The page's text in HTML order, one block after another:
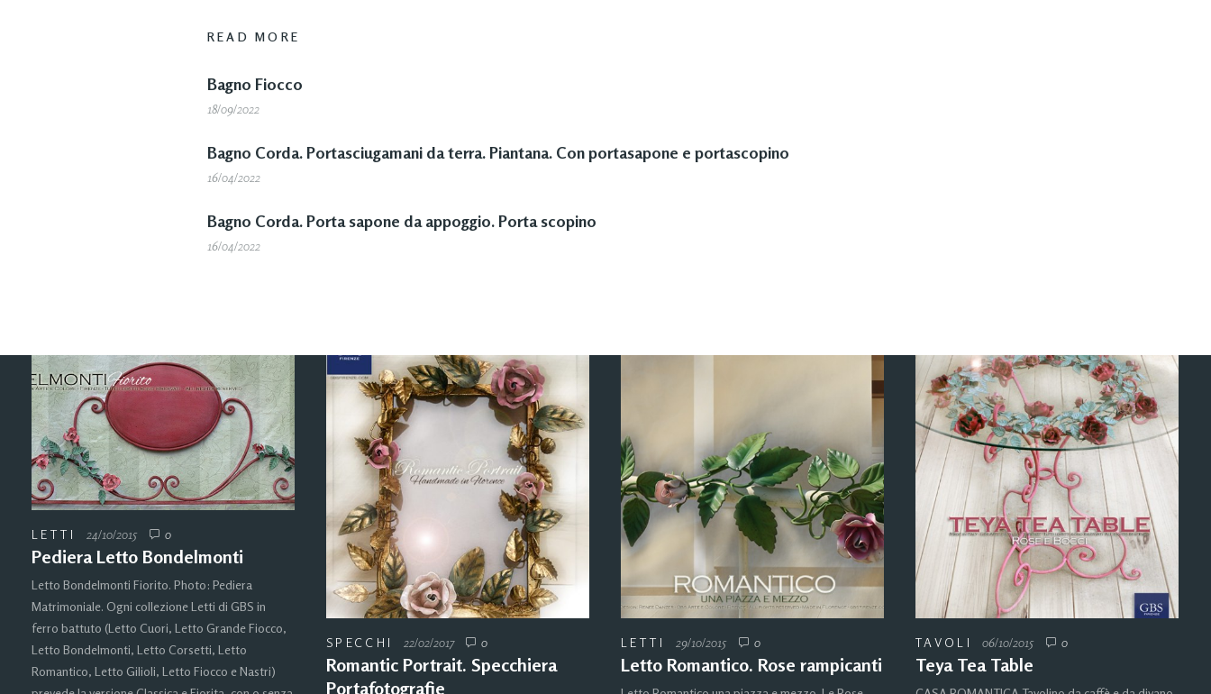
READ MORE
Bagno Fiocco
18/09/2022
Bagno Corda. Portasciugamani da terra. Piantana. Con portasapone e portascopino
16/04/2022
Bagno Corda. Porta sapone da appoggio. Porta scopino
16/04/2022
LETTI 24/10/2015 0
Pediera Letto Bondelmonti
Letto Bondelmonti Fiorito. Photo: Pediera
Matrimoniale. Ogni collezione Letti di GBS in
ferro battuto (Letto Cuori, Letto Grande Fiocco,
Letto Bondelmonti, Letto Corsetti, Letto
Romantico, Letto Gilioli, Letto Fiocco e Nastri)
SPECCHI 22/02/2017 0
Romantic Portrait. Specchiera
Portafotografie
LETTI 29/10/2015 0
Letto Romantico. Rose rampicanti
TAVOLI 06/10/2015 0
Teya Tea Table